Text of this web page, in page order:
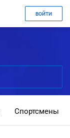
ВОЙТИ
Спортсмены